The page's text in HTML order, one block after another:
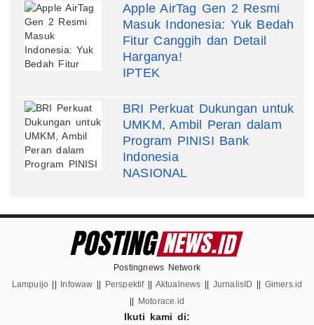
Apple AirTag Gen 2 Resmi
Masuk Indonesia: Yuk Bedah
Fitur Canggih dan Detail
Harganya!
IPTEK
BRI Perkuat Dukungan untuk
UMKM, Ambil Peran dalam
Program PINISI Bank
Indonesia
NASIONAL
Postingnews Network
Lampuijo
Infowaw Perspektif|| Aktualnews JurnalisID
Gimers.id
Motorace.id
Ikuti kami di: